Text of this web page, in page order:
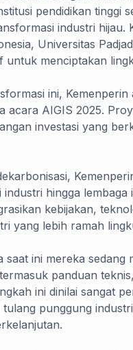
pendidikan tinggi
industri hijau.
Universitas
untuk menciptakan
ini,
acara AIGIS 2025.
investasi yang
hingga
kebijakan,
yang lebih ramah
saat ini mereka
panduan
ini dinilai sangat
punggung